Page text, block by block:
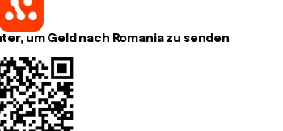
um Geld nach Romania zu senden